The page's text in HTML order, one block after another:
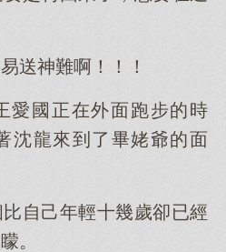
送神難啊！！！
愛國正在外面跑步的時
沈龍來到了畢姥爺的面
自己年輕十幾歲卻已經
。